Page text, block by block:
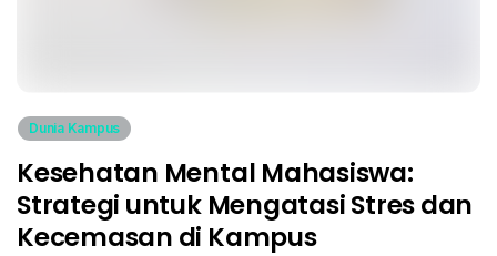
Dunia Kampus
Kesehatan Mental Mahasiswa:
Strategi untuk Mengatasi Stres dan
Kecemasan di Kampus